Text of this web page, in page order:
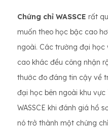
Chứng chỉ WASSCE rất
muốn theo học bậc cao
ngoài. Các trường đại
cao khác đều công nhận
thước đo đáng tin cậy về
đại học bên ngoài khu
WASSCE khi đánh giá hồ
nó trở thành một chứng